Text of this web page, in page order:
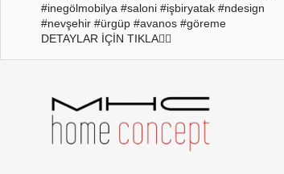
#inegölmobilya #saloni #işbiryatak #ndesign
#nevşehir #ürgüp #avanos #göreme
DETAYLAR İÇİN TIKLA👇🏻